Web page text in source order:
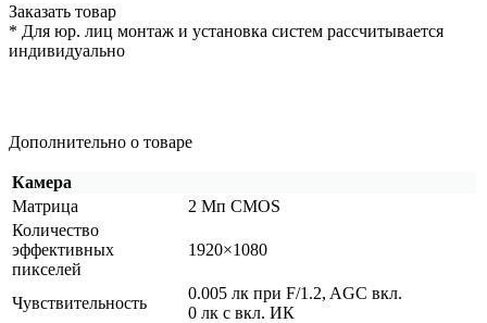
Заказать товар
* Для юр. лиц монтаж и установка систем рассчитывается
индивидуально
Дополнительно о товаре
Камера
Матрица
2 Мп CMOS
Количество
эффективных
пикселей
1920×1080
Чувствительность
0.005 лк при F/1.2, AGC вкл.
0 лк с вкл. ИК